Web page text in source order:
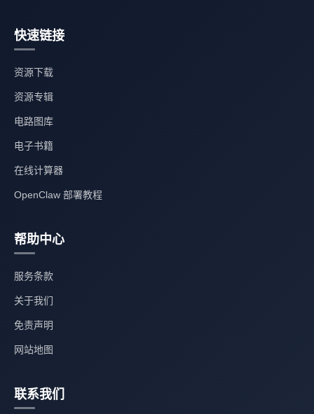
快速链接
资源下载
资源专辑
电路图库
电子书籍
在线计算器
OpenClaw 部署教程
帮助中心
服务条款
关于我们
免责声明
网站地图
联系我们